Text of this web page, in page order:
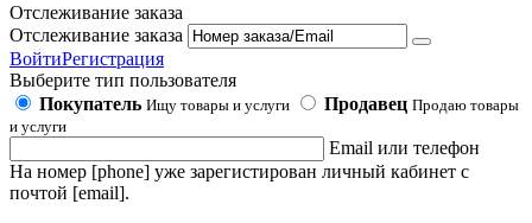
Отслеживание заказа
Отслеживание заказа
ВойтиРегистрация
Выберите тип пользователя
Покупатель Ищу товары и услуги Продавец Продаю товары
и услуги
Email или телефон
На номер [phone] уже зарегистирован личный кабинет с
почтой [email].